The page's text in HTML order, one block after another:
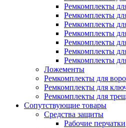
Ремкомплекты
Ремкомплекты
Ремкомплекты
Ремкомплекты
Ремкомплекты
Ремкомплекты
Ремкомплекты
Ложементы
Ремкомплекты для
Ремкомплекты для
Ремкомплекты для
Сопутствующие товары
Средства защиты
Рабочие перчатки